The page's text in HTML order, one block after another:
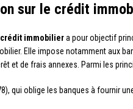
sur le crédit
immobiliera pour objectif
Elle impose notamment aux
et de frais annexes. Parmi les
qui oblige les banques à fournir